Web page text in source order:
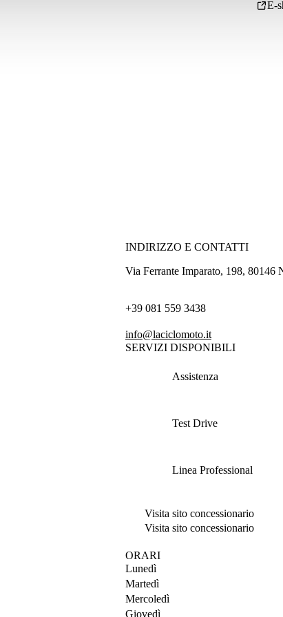
E-
INDIRIZZO E CONTATTI
Via Ferrante Imparato, 198, 80146
+39 081 559 3438
info@laciclomoto.it
SERVIZI DISPONIBILI
Assistenza
Test Drive
Linea Professional
Visita sito concessionario
Visita sito concessionario
ORARI
Lunedì
Martedì
Mercoledì
Giovedì